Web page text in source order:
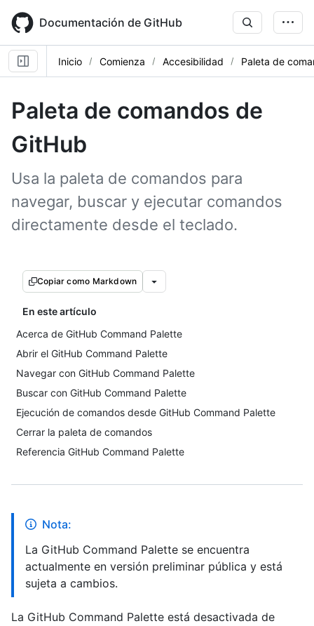
main
content
Documentación de GitHub
Inicio Comienza Accesibilidad Paleta de
Paleta de comandos de
GitHub
Usa la paleta de comandos para
navegar, buscar y ejecutar comandos
directamente desde el teclado.
Copiar como Markdown
En este artículo
Acerca de GitHub Command Palette
Abrir el GitHub Command Palette
Navegar con GitHub Command Palette
Buscar con GitHub Command Palette
Ejecución de comandos desde GitHub Command Palette
Cerrar la paleta de comandos
Referencia GitHub Command Palette
Nota:
La GitHub Command Palette se encuentra
actualmente en versión preliminar pública y está
sujeta a cambios.
La GitHub Command Palette está desactivada de